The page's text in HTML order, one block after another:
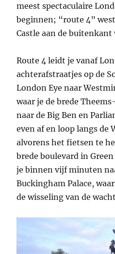
meest spectaculaire
beginnen; “route 4”
Castle aan de buitenkant
Route 4 leidt je vanaf
achterafstraatjes op de
London Eye naar
waar je de brede
naar de Big Ben en
even af en loop langs de
alvorens het fietsen te
brede boulevard in
je binnen vijf minuten
Buckingham Palace,
de wisseling van de